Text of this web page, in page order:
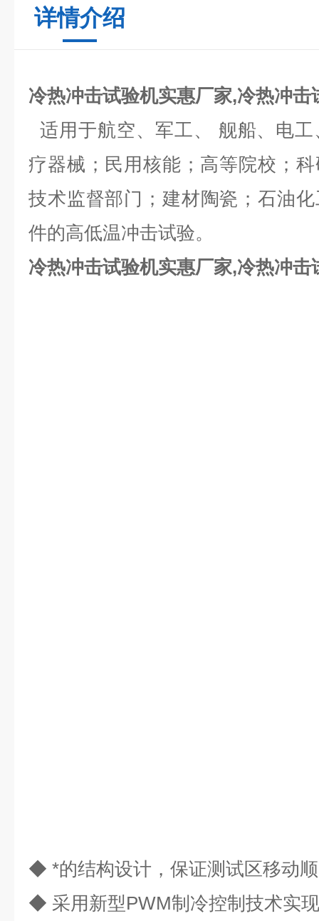
详情介绍
冷热冲击试验机实惠厂家,冷热冲击
适用于航空、军工、
舰船、电
疗器械；民用核能；高等院校；
技术监督部门；建材陶瓷；石油
件的高低温冲击试验。
冷热冲击试验机实惠厂家,冷热冲击
◆ *的结构设计，保证测试区移动
◆ 采用新型PWM制冷控制技术实